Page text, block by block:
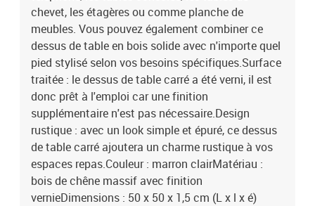
chevet, les étagères ou comme planche de
meubles. Vous pouvez également combiner ce
dessus de table en bois solide avec n'importe quel
pied stylisé selon vos besoins spécifiques.Surface
traitée : le dessus de table carré a été verni, il est
donc prêt à l'emploi car une finition
supplémentaire n'est pas nécessaire.Design
rustique : avec un look simple et épuré, ce dessus
de table carré ajoutera un charme rustique à vos
espaces repas.Couleur : marron clairMatériau :
bois de chêne massif avec finition
vernieDimensions : 50 x 50 x 1,5 cm (L x l x é)